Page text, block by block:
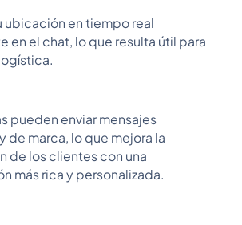
ubicación en tiempo real
en el chat, lo que resulta útil para
pueden enviar mensajes
de marca, lo que mejora la
de los clientes con una
más rica y personalizada.